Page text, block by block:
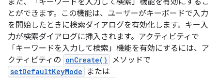
また、「キーワードを入力して検索」機能を有効にするこ
とができます。この機能は、ユーザーがキーボードで入力
を開始したときに検索ダイアログを有効化します。キー入
力が検索ダイアログに挿入されます。アクティビティで
「キーワードを入力して検索」機能を有効にするには、ア
クティビティの onCreate() メソッドで
setDefaultKeyMode または